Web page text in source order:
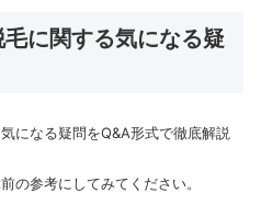
に関する気になる疑
になる疑問をQ&A形式で徹底解説
の参考にしてみてください。